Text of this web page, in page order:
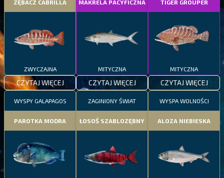
ZĘBACZ CABRILLA
ZWYCZAJNA
CZYTAJ WIĘCEJ
MAKRELA PACYFICZNA
MITYCZNA
CZYTAJ WIĘCEJ
TIGER GROUPER
MITYCZNA
CZYTAJ WIĘCEJ
WYSPY GALAPAGOS
PAROTKA MODRA
ZAGINIONY ŚWIAT
ŁOSOŚ SZABLOZĘBNY
WYSPA WOLNOŚCI
ALOZA NIEBIESKA